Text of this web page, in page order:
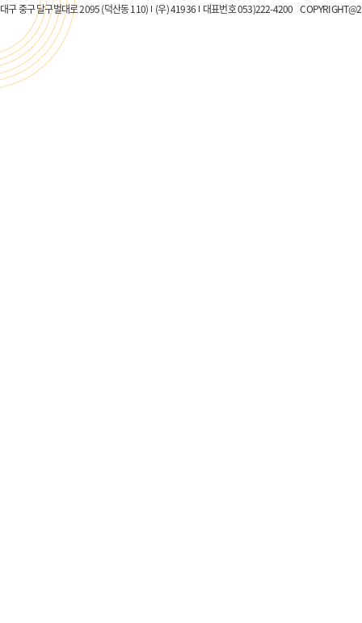
대구 중구 달구벌대로 2095 (덕산동 110) (우) 41936 대표번호 053)222-4200